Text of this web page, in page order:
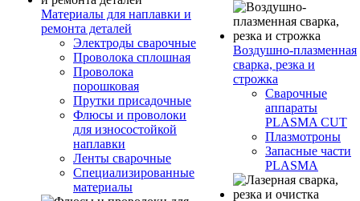
Материалы для наплавки и
ремонта деталей
Электроды сварочные
Проволока сплошная
Проволока
порошковая
Прутки присадочные
Флюсы и проволоки
для износостойкой
наплавки
Ленты сварочные
Специализированные
материалы
Воздушно-плазменная
сварка, резка и
строжка
Сварочные
аппараты
PLASMA CUT
Плазмотроны
Запасные части
PLASMA